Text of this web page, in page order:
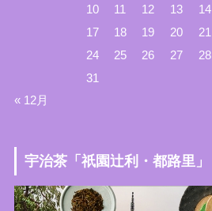
10
11 12 13 14
17
18 19 20 21
24
25 26 27 28
31
« 12月
宇治茶「祇園辻利・都路里」